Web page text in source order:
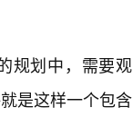
规划中，需要
是这样一个包